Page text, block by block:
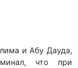
и Абу Дауда,
что при